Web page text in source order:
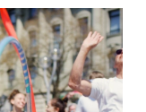
in der